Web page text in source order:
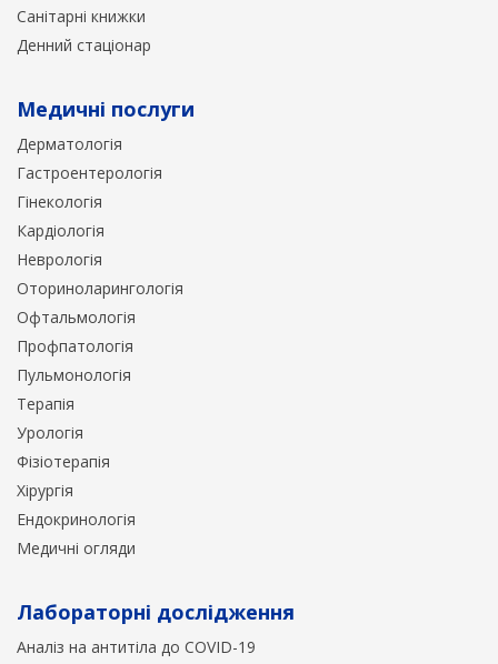
Санітарні книжки
Денний стаціонар
Медичні послуги
Дерматологія
Гастроентерологія
Гінекологія
Кардіологія
Неврологія
Оториноларингологія
Офтальмологія
Профпатологія
Пульмонологія
Терапія
Урологія
Фізіотерапія
Хірургія
Ендокринологія
Медичні огляди
Лабораторні дослідження
Аналіз на антитіла до COVID-19